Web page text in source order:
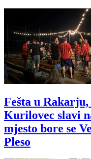
Fešta u
Kurilovec slavi
mjesto bore se
Pleso